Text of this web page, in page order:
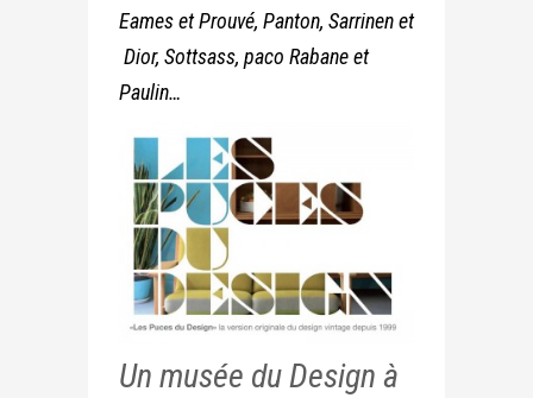
Eames et Prouvé, Panton, Sarrinen et
Dior, Sottsass, paco Rabane et
Paulin…
Un musée du Design à